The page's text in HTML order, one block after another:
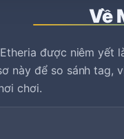
Về
được niêm yết
này để so sánh tag,
chơi.